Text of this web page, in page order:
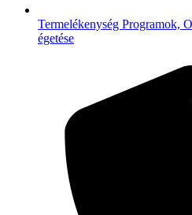
Termelékenység Programok,
égetése